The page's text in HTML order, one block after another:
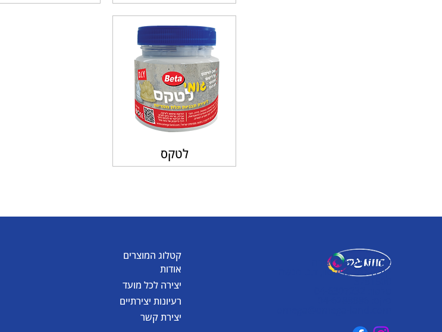
לטקס
אומגה תעשיות יצירה
קיבוץ כפר גליקסון, ד.נ. מנשה
קטלוג המוצרים
אודות
יצירה לכל מועד
רעיונות יצירתיים
יצירת קשר